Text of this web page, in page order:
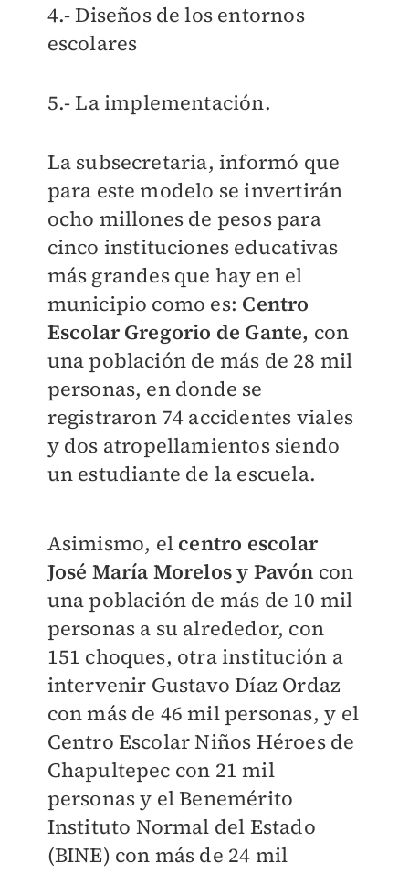
4.- Diseños de los entornos
escolares
5.- La implementación.
La subsecretaria, informó que
para este modelo se invertirán
ocho millones de pesos para
cinco instituciones educativas
más grandes que hay en el
municipio como es: Centro
Escolar Gregorio de Gante, con
una población de más de 28 mil
personas, en donde se
registraron 74 accidentes viales
y dos atropellamientos siendo
un estudiante de la escuela.
Asimismo, elcentro escolar
José María Morelos y Pavón con
una población de más de 10 mil
personas a su alrededor, con
151 choques, otra institución a
intervenir Gustavo Díaz Ordaz
con más de 46 mil personas, y el
Centro Escolar Niños Héroes de
Chapultepec con 21 mil
personas y el Benemérito
Instituto Normal del Estado
(BINE) con más de 24 mil